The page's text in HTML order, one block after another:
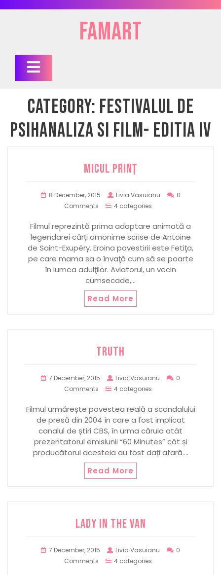
FAMart
Open
Category: Festivalul de
Psihanaliza si Film- Editia IV
MICUL PRINȚ
8 December, 2015 Livia Vasuianu
0
Comments
4 categories
Filmul reprezintă prima adaptare animată a
legendarei cărți omonime scrise de Antoine
de Saint-Exupéry. Eroina povestirii este Fetiţa,
pe care mama sa o învaţă cum să se poarte
în lumea adulţilor. Aviatorul, un vecin
cumsecade,…
Read More
TRUTH
7 December, 2015 Livia Vasuianu
0
Comments
4 categories
Filmul urmărește povestea reală a scandalului
de presă din 2004 în care a fost implicat
canalul de știri CBS, în urma căruia atât
prezentatorul emisiunii “60 Minutes” cât și
producătorul acesteia au fost dați afară.…
Read More
LADY IN THE VAN
7 December, 2015 Livia Vasuianu
0
Comments
4 categories